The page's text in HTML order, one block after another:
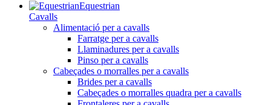
Equestrian
Cavalls
Alimentació per a cavalls
Farratge per a cavalls
Llaminadures per a cavalls
Pinso per a cavalls
Cabeçades o morralles per a cavalls
Brides per a cavalls
Cabeçades o morralles quadra per a cavalls